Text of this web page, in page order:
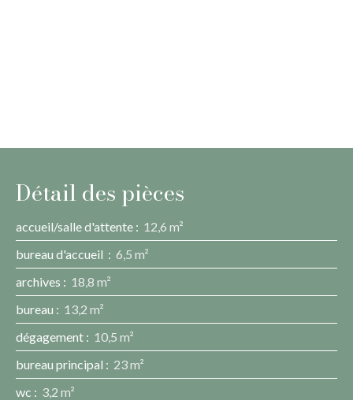
Détail des pièces
accueil/salle d'attente : 12,6 m²
bureau d'accueil : 6,5 m²
archives : 18,8 m²
bureau : 13,2 m²
dégagement : 10,5 m²
bureau principal : 23 m²
wc : 3,2 m²